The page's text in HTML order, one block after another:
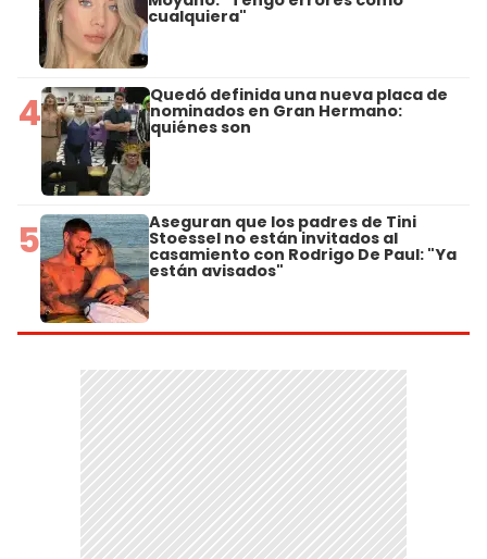
cualquiera"
4 Quedó definida una nueva placa de
nominados en Gran Hermano:
quiénes son
5 Aseguran que los padres de Tini
Stoessel no están invitados al
casamiento con Rodrigo De Paul: "Ya
están avisados"